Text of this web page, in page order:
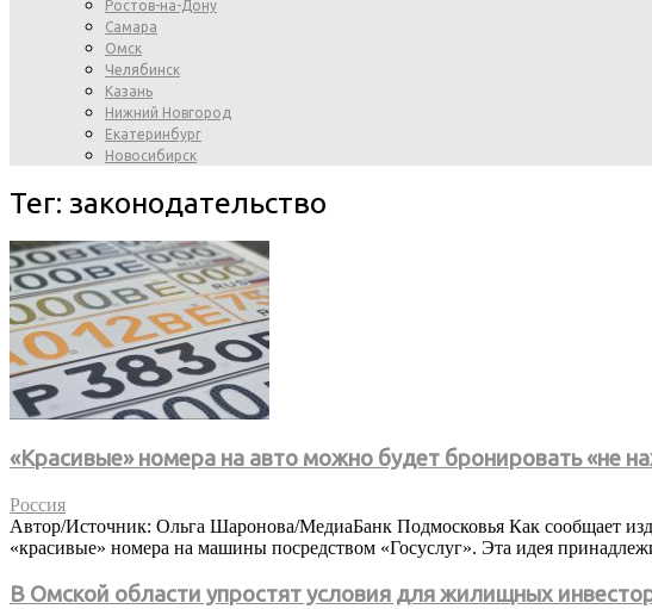
Ростов-на-Дону
Самара
Омск
Челябинск
Казань
Нижний Новгород
Екатеринбург
Новосибирск
Тег: законодательство
«Красивые» номера на авто можно будет бронировать «не
Россия
Автор/Источник: Ольга Шаронова/МедиаБанк Подмосковья Как сообщает
«красивые» номера на машины посредством «Госуслуг». Эта идея
В Омской области упростят условия для жилищных